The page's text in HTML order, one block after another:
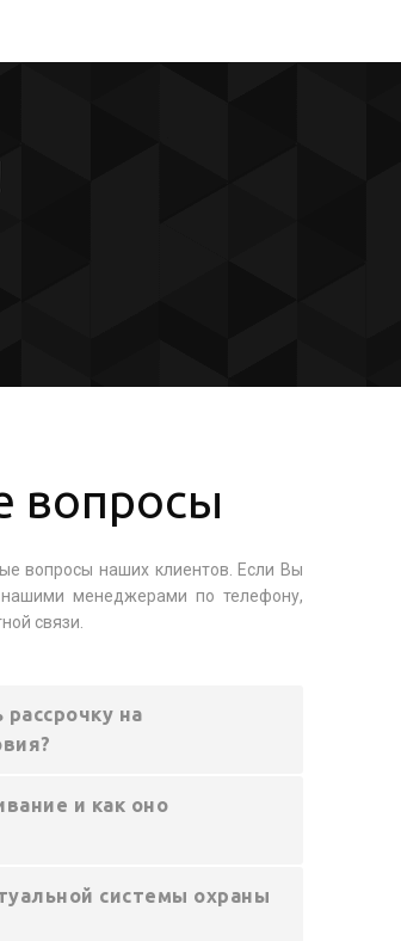
вопросы
вопросы наших клиентов. Если Вы
менеджерами по телефону,
связи.
на
и как оно
системы охраны